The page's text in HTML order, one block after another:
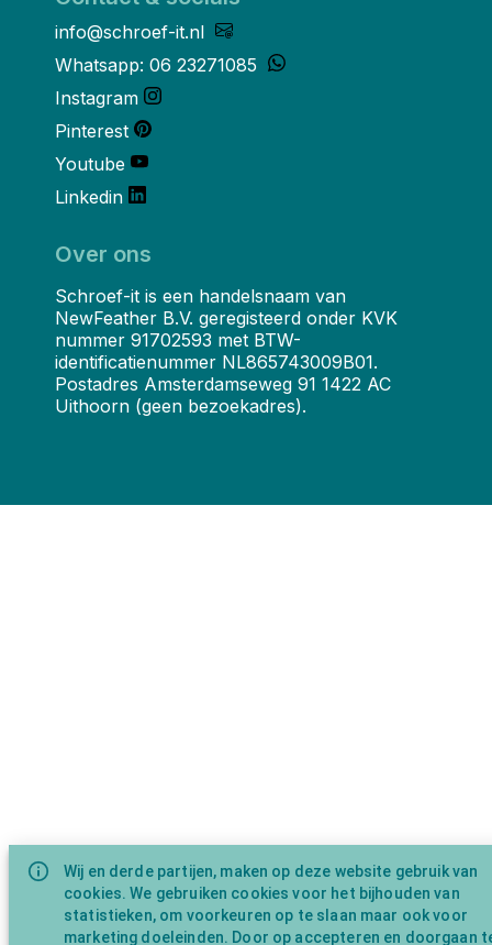
Wij en derde partijen, maken op deze website gebruik van
cookies. We gebruiken cookies voor het bijhouden van
statistieken, om voorkeuren op te slaan maar ook voor
marketing doeleinden. Door op accepteren en doorgaan
info@schroef-it.nl
Whatsapp: 06 23271085
Instagram
Pinterest
Youtube
Linkedin
Over ons
Schroef-it is een handelsnaam van
NewFeather B.V. geregisteerd onder KVK
nummer 91702593 met BTW-
identificatienummer NL865743009B01.
Postadres Amsterdamseweg 91 1422 AC
Uithoorn (geen bezoekadres).